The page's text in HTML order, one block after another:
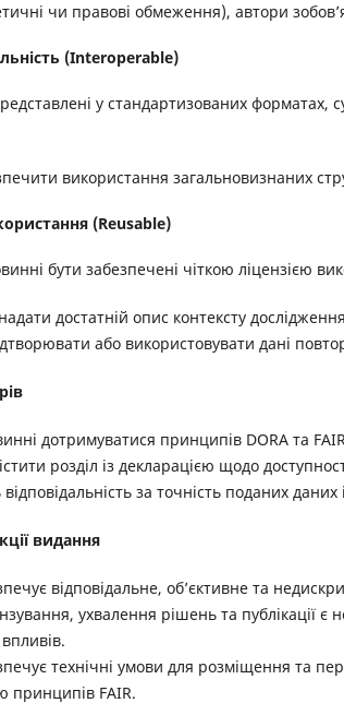
чи правові обмеження), автори
(Interoperable)
у стандартизованих форматах,
використання загальновизнаних
(Reusable)
бути забезпечені чіткою ліцензією
достатній опис контексту
або використовувати дані
дотримуватися принципів DORA та
розділ із декларацією щодо
за точність поданих
видання
відповідальне, об’єктивне та
ухвалення рішень та публікації є
технічні умови для розміщення та
принципів FAIR.